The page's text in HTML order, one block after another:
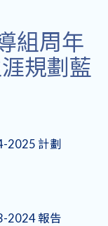
組周年
規劃藍
2025 計劃
2024 報告